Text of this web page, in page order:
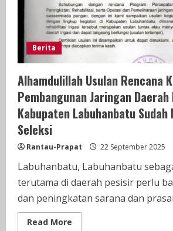
Berita
Alhamdulillah Usulan Rencana
Pembangunan Jaringan
Kabupaten Labuhanbatu Sudah
Seleksi
Rantau-Prapat 22 September 2025
Labuhanbatu, Labuhanbatu
terutama di daerah pesisir perlu
dan peningkatan sarana dan
Read More